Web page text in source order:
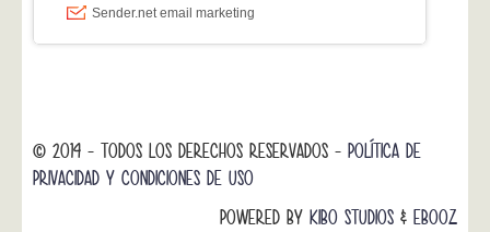
© 2014 - TODOS LOS DERECHOS RESERVADOS - POLÍTICA DE
PRIVACIDAD Y CONDICIONES DE USO
POWERED BY KIBO STUDIOS & EBOOZ